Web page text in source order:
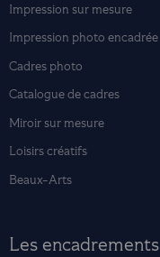
Impression sur mesure
Impression photo encadrée
Cadres photo
Catalogue de cadres
Miroir sur mesure
Loisirs créatifs
Beaux-Arts
Les encadrements